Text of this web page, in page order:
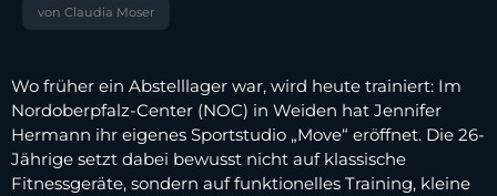
von Claudia Moser
Wo früher ein Abstelllager war, wird heute trainiert: Im
Nordoberpfalz-Center (NOC) in Weiden hat Jennifer
Hermann ihr eigenes Sportstudio „Move“ eröffnet. Die 26-
Jährige setzt dabei bewusst nicht auf klassische
Fitnessgeräte, sondern auf funktionelles Training, kleine